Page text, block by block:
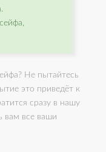
Не пытайтесь
это приведёт к
сразу в нашу
вам все ваши